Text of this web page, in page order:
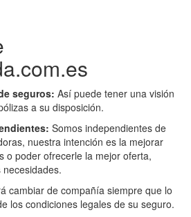
seguros: Así puede tener una visión
a su disposición.
Somos independientes de
nuestra intención es la mejorar
o poder ofrecerle la mejor oferta,
cambiar de compañía siempre que lo
los condiciones legales de su seguro.